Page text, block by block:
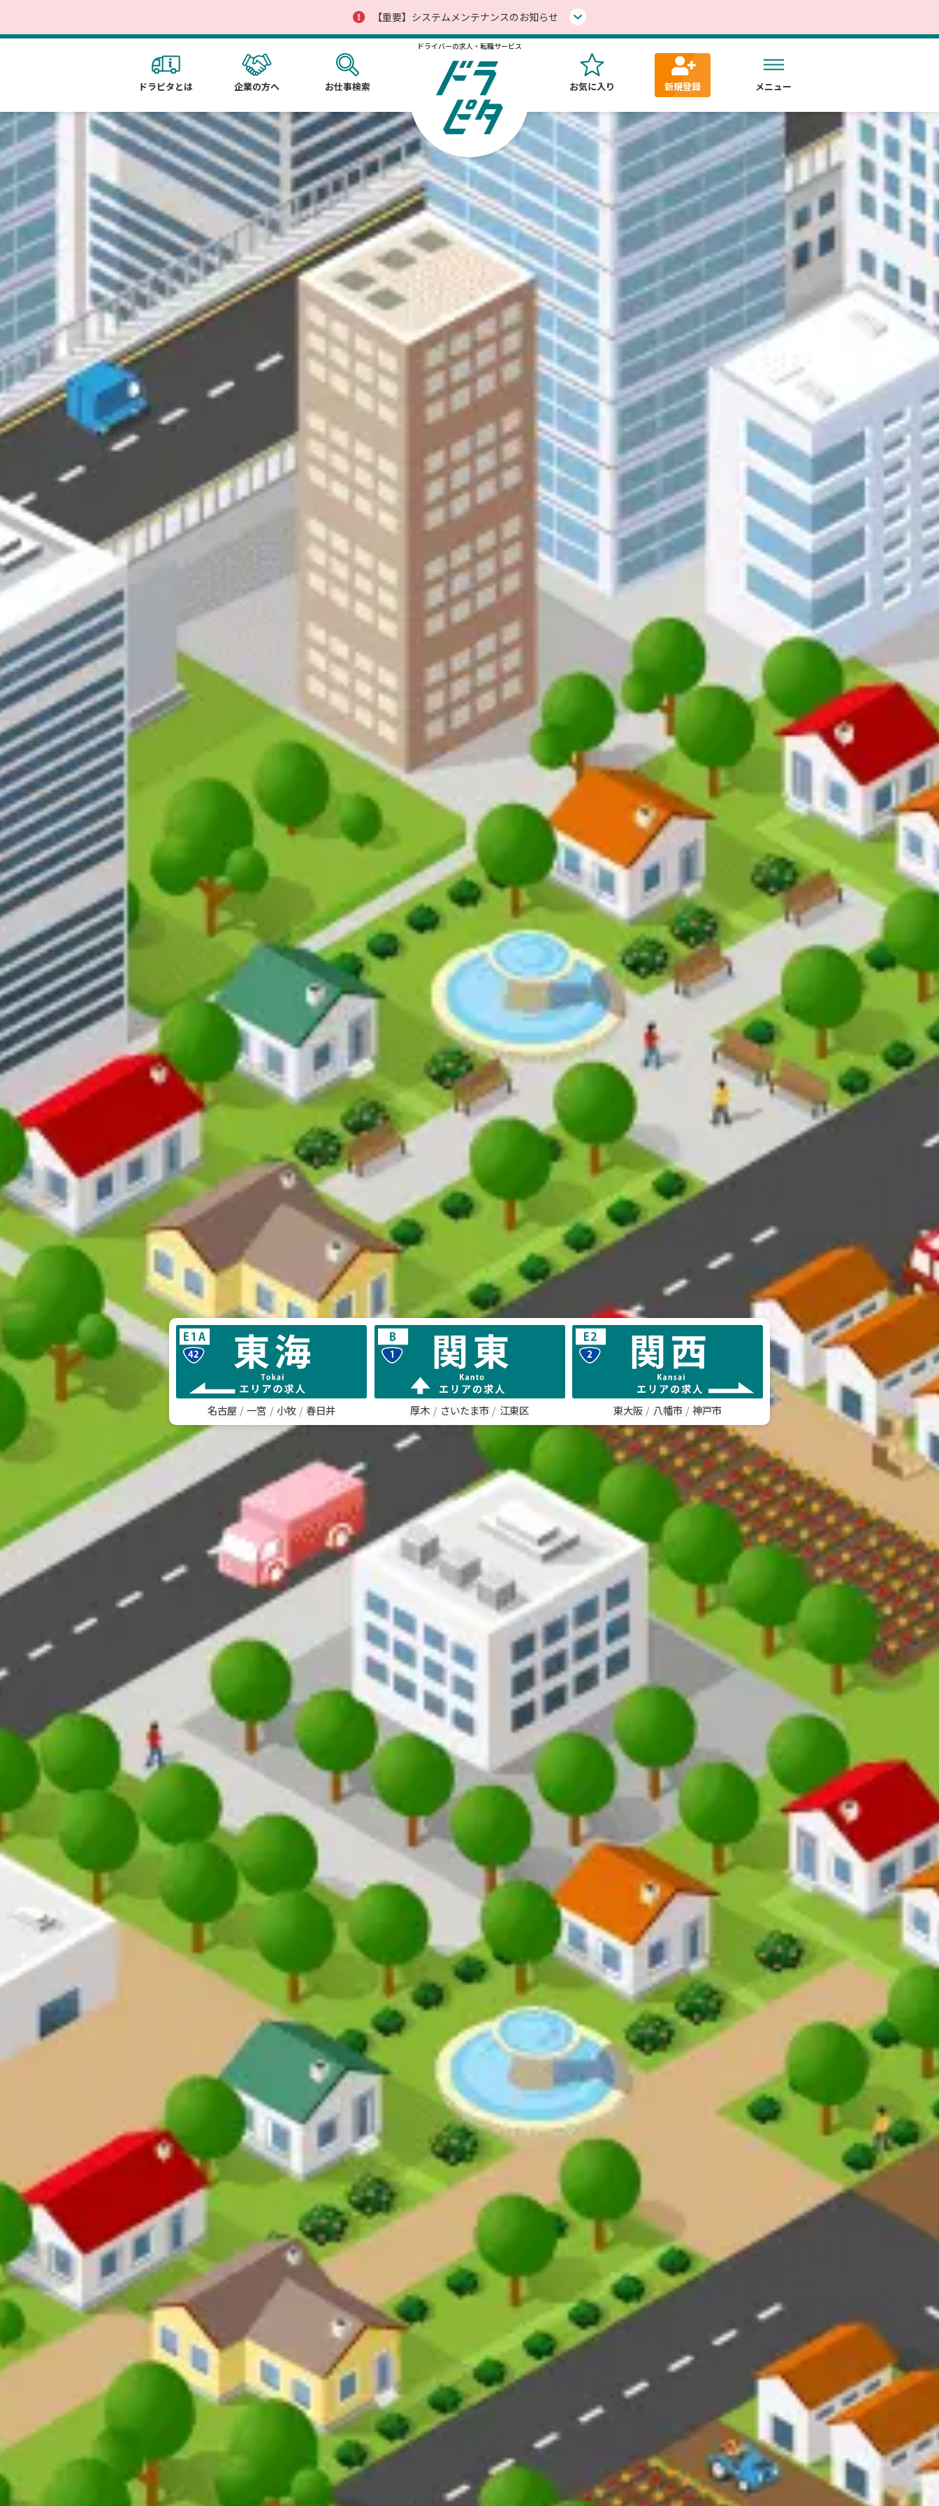
【重要】システムメンテナンスのお知らせ
ドライバーの求人・転職サービス
ドラピタとは 企業の方へ お仕事検索 お気に入り 新規登録 メニュー
名古屋 一宮 小牧 春日井 厚木 さいたま市 江東区 東大阪 八幡市 神戸市